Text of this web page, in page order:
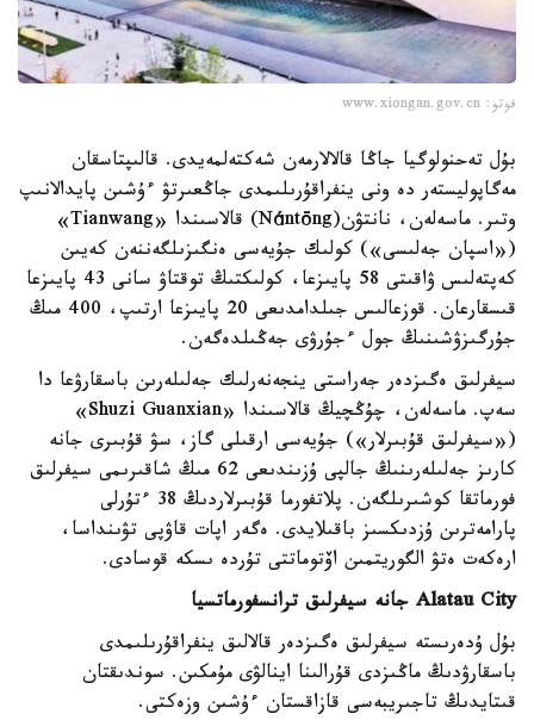
فوتو: www.xiongan.gov.cn
بۇل تەحنولوگيا جاڭا قالالارمەن شەكتەلمەيدى. قالىپتاسقان
مەگاپوليستەر دە ونى ينفراقۇرىلىمدى جاڭعىرتۋ ءۇشىن پايدالانىپ
وتىر. ماسەلەن، نانتۋن(Nántōng) قالاسىندا «Tianwang»
(«اسپان جەلىسى») كولىك جۇيەسى ەنگىزىلگەننەن كەيىن
كەپتەلىس ۋاقىتى 58 پايىزعا، كولىكتىڭ توقتاۋ سانى 43 پايىزعا
قىسقارعان. قوزعالىس جىلدامدىعى 20 پايىزعا ارتىپ، 400 مىڭ
جۇرگىزۋشىنىڭ جول ءجۇرۋى جەڭىلدەگەن.
سيفرلىق ەگىزدەر جەراستى ينجەنەرلىك جەلىلەرىن باسقارۋعا دا
سەپ. ماسەلەن، چۇڭچيڭ قالاسىندا «Shuzi Guanxian»
(«سيفرلىق قۇبىرلار») جۇيەسى ارقىلى گاز، سۋ قۇبىرى جانە
كارىز جەلىلەرىنىڭ جالپى ۇزىندىعى 62 مىڭ شاقىرىمى سيفرلىق
فورماتقا كوشىرىلگەن. پلاتفورما قۇبىرلاردىڭ 38 ءتۇرلى
پارامەترىن ۇزدىكسىز باقىلايدى. ەگەر اپات قاۋپى تۋىنداسا،
ارەكەت ەتۋ الگوريتمىن اۆتوماتتى تۇردە ىسكە قوسادى.
Alatau City جانە سيفرلىق ترانسفورماتسيا
بۇل ۇدەرىستە سيفرلىق ەگىزدەر قالالىق ينفراقۇرىلىمدى
باسقارۋدىڭ ماڭىزدى قۇرالىنا اينالۋى مۇمكىن. سوندىقتان
قىتايدىڭ تاجىريبەسى قازاقستان ءۇشىن وزەكتى.